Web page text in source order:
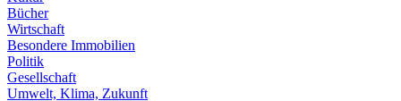
Bücher
Wirtschaft
Besondere Immobilien
Politik
Gesellschaft
Umwelt, Klima, Zukunft